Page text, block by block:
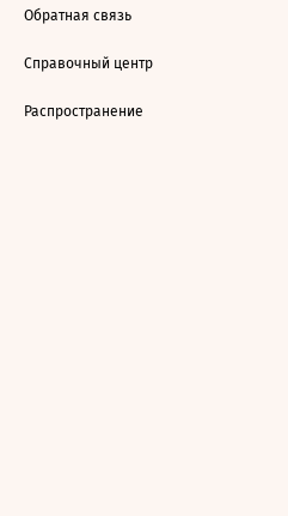
Обратная связь
Справочный центр
Распространение